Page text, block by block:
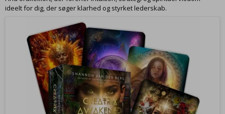
ideelt for dig, der søger klarhed og styrket lederskab.